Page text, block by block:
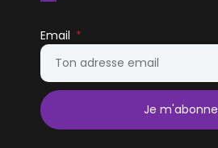
Email
Je m'abonne